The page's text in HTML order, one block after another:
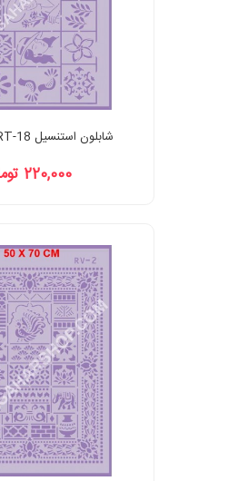
شابلون استنسیل RT-18 لیپان آرت
220,000 تومان